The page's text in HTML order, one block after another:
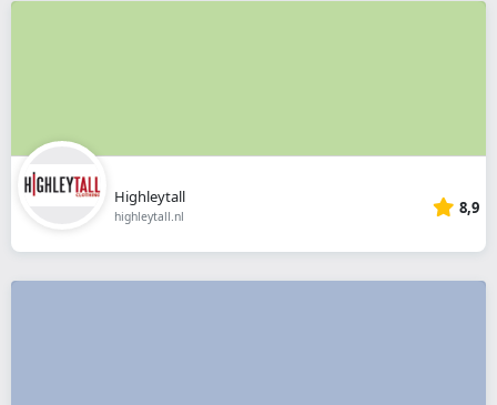
Highleytall
highleytall.nl 8,9